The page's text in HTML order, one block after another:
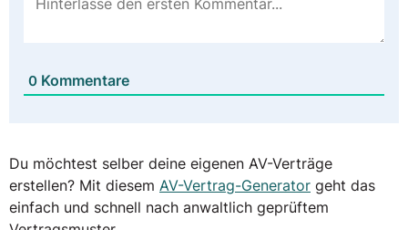
0 Kommentare
Du möchtest selber deine eigenen AV-Verträge
erstellen? Mit diesem AV-Vertrag-Generator geht das
einfach und schnell nach anwaltlich geprüftem